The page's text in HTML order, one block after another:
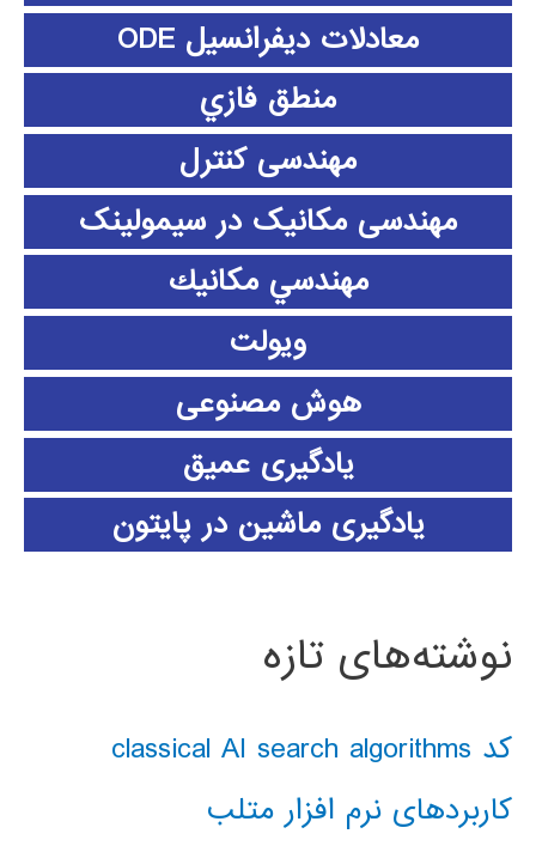
معادلات دیفرانسیل ODE
منطق فازي
مهندسی کنترل
مهندسی مکانیک در سیمولینک
مهندسي مكانيك
ویولت
هوش مصنوعی
یادگیری عمیق
یادگیری ماشین در پایتون
نوشته‌های تازه
کد classical AI search algorithms
کاربردهای نرم افزار متلب